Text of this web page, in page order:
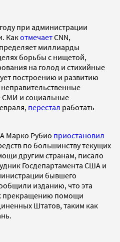
при администрации
КакотмечаетCNN,
миллиарды
борьбы с нищетой,
на голод и стихийные
построению и развитию
СМИ и социальные
перестал работать
Марко Рубио приостановил
по большинству текущих
другим странам, писало
Госдепартамента США и
бывшего
изданию, что эта
прекращению помощи
Штатов, таким как